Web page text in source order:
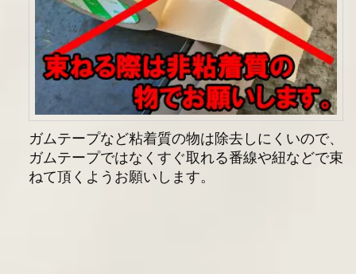
ガムテープなど粘着質の物は除去しにくいので、
ガムテープではなくすぐ取れる番線や紐などで束
ねて頂くようお願いします。